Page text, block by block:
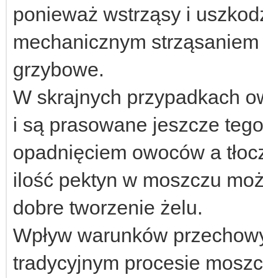
ponieważ wstrząsy i
mechanicznym
grzybowe.
W skrajnych przypadkach
i są prasowane jeszcze
opadnięciem owoców a
ilość pektyn w moszczu
dobre tworzenie żelu.
Wpływ warunków
tradycyjnym procesie